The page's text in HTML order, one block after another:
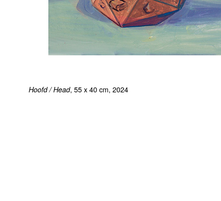
Hoofd / Head, 55 x 40 cm, 2024